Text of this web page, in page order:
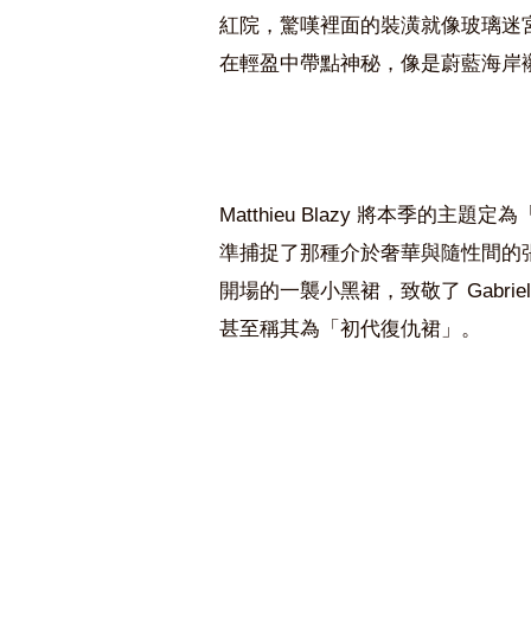
紅院，驚嘆裡面的裝潢就像玻璃迷
在輕盈中帶點神秘，像是蔚藍海岸
Matthieu Blazy 將本季的主題定為
準捕捉了那種介於奢華與隨性間的
開場的一襲小黑裙，致敬了
甚至稱其為「初代復仇裙」。